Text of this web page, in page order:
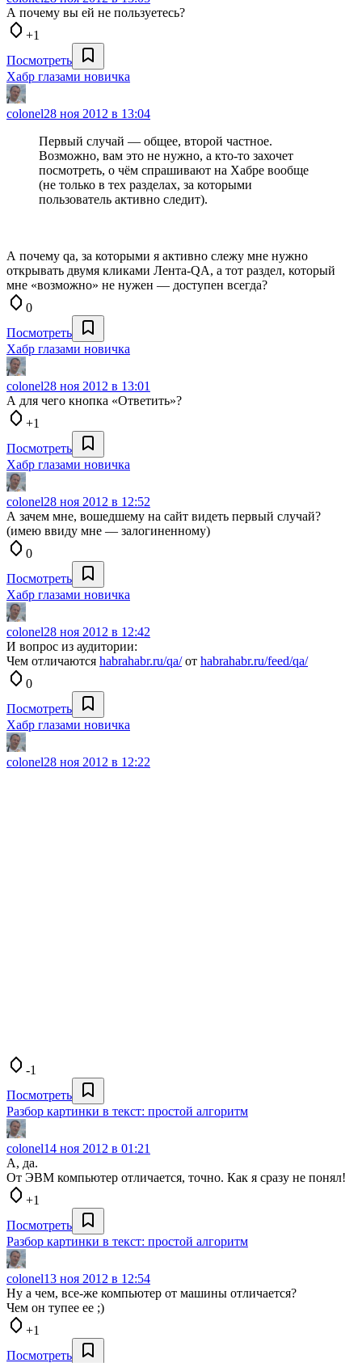
А почему вы ей не пользуетесь?
+1
Посмотреть
Хабр глазами новичка
colonel28 ноя 2012 в 13:04
Первый случай — общее, второй частное.
Возможно, вам это не нужно, а кто-то захочет
посмотреть, о чём спрашивают на Хабре вообще
(не только в тех разделах, за которыми
пользователь активно следит).
А почему qa, за которыми я активно слежу мне нужно
открывать двумя кликами Лента-QA, а тот раздел, который
мне «возможно» не нужен — доступен всегда?
0
Посмотреть
Хабр глазами новичка
colonel28 ноя 2012 в 13:01
А для чего кнопка «Ответить»?
+1
Посмотреть
Хабр глазами новичка
colonel28 ноя 2012 в 12:52
А зачем мне, вошедшему на сайт видеть первый случай?
(имею ввиду мне — залогиненному)
0
Посмотреть
Хабр глазами новичка
colonel28 ноя 2012 в 12:42
И вопрос из аудитории:
Чем отличаются habrahabr.ru/qa/от habrahabr.ru/feed/qa/
0
Посмотреть
Хабр глазами новичка
colonel28 ноя 2012 в 12:22
-1
Посмотреть
Разбор картинки в текст: простой алгоритм
colonel14 ноя 2012 в 01:21
А, да.
От ЭВМ компьютер отличается, точно. Как я сразу не понял!
+1
Посмотреть
Разбор картинки в текст: простой алгоритм
colonel13 ноя 2012 в 12:54
Ну а чем, все-же компьютер от машины отличается?
Чем он тупее ее ;)
+1
Посмотреть